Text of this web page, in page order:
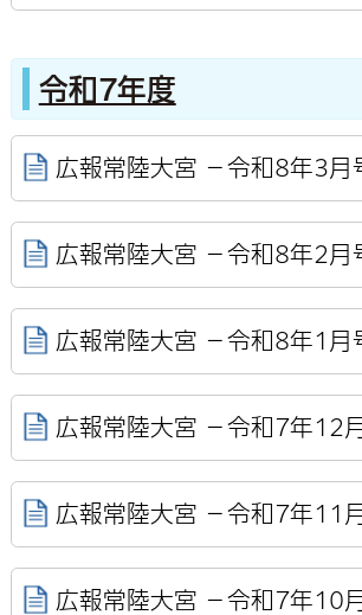
令和7年度
広報常陸大宮 －令和8年3月
広報常陸大宮 －令和8年2月
広報常陸大宮 －令和8年1月
広報常陸大宮 －令和7年12
広報常陸大宮 －令和7年11
広報常陸大宮 －令和7年10